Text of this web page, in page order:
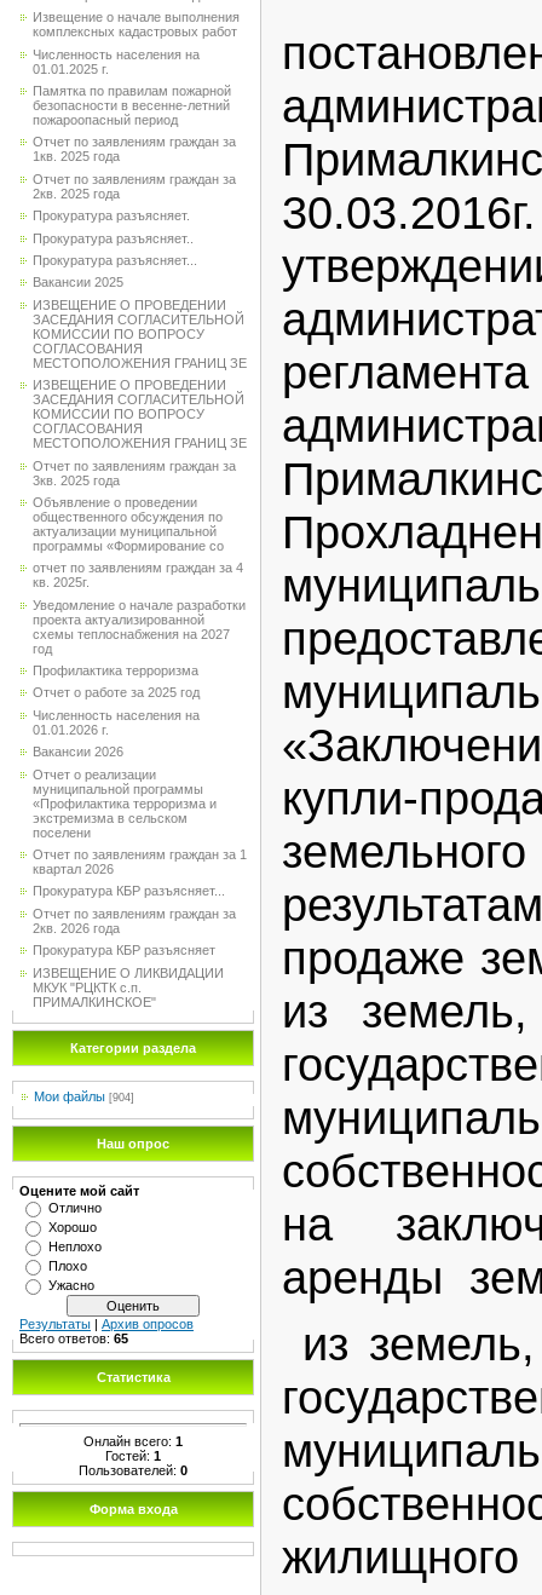
Извещение о начале выполнения
комплексных кадастровых работ
Численность населения на
01.01.2025 г.
Памятка по правилам пожарной
безопасности в весенне-летний
пожароопасный период
Отчет по заявлениям граждан за
1кв. 2025 года
Отчет по заявлениям граждан за
2кв. 2025 года
Прокуратура разъясняет.
Прокуратура разъясняет..
Прокуратура разъясняет...
Вакансии 2025
ИЗВЕЩЕНИЕ О ПРОВЕДЕНИИ
ЗАСЕДАНИЯ СОГЛАСИТЕЛЬНОЙ
КОМИССИИ ПО ВОПРОСУ
СОГЛАСОВАНИЯ
МЕСТОПОЛОЖЕНИЯ ГРАНИЦ ЗЕ
ИЗВЕЩЕНИЕ О ПРОВЕДЕНИИ
ЗАСЕДАНИЯ СОГЛАСИТЕЛЬНОЙ
КОМИССИИ ПО ВОПРОСУ
СОГЛАСОВАНИЯ
МЕСТОПОЛОЖЕНИЯ ГРАНИЦ ЗЕ
Отчет по заявлениям граждан за
3кв. 2025 года
Объявление о проведении
общественного обсуждения по
актуализации муниципальной
программы «Формирование со
отчет по заявлениям граждан за 4
кв. 2025г.
Уведомление о начале разработки
проекта актуализированной
схемы теплоснабжения на 2027
год
Профилактика терроризма
Отчет о работе за 2025 год
Численность населения на
01.01.2026 г.
Вакансии 2026
Отчет о реализации
муниципальной программы
«Профилактика терроризма и
экстремизма в сельском
поселени
Отчет по заявлениям граждан за 1
квартал 2026
Прокуратура КБР разъясняет...
Отчет по заявлениям граждан за
2кв. 2026 года
Прокуратура КБР разъясняет
ИЗВЕЩЕНИЕ О ЛИКВИДАЦИИ
МКУК "РЦКТК с.п.
ПРИМАЛКИНСКОЕ"
Категории раздела
Мои файлы [904]
Наш опрос
Оцените мой сайт
Отлично
Хорошо
Неплохо
Плохо
Ужасно
Результаты | Архив опросов
Всего ответов: 65
Статистика
Онлайн всего: 1
Гостей: 1
Пользователей: 0
Форма входа
купли-
продаже
из
на
аренды
из
жилищного